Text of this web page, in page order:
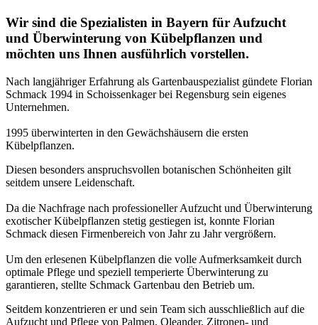
Wir sind die Spezialisten in Bayern für Aufzucht
und Überwinterung von Kübelpflanzen und
möchten uns Ihnen ausführlich vorstellen.
Nach langjähriger Erfahrung als Gartenbauspezialist gündete Florian
Schmack 1994 in Schoissenkager bei Regensburg sein eigenes
Unternehmen.
1995 überwinterten in den Gewächshäusern die ersten
Kübelpflanzen.
Diesen besonders anspruchsvollen botanischen Schönheiten gilt
seitdem unsere Leidenschaft.
Da die Nachfrage nach professioneller Aufzucht und Überwinterung
exotischer Kübelpflanzen stetig gestiegen ist, konnte Florian
Schmack diesen Firmenbereich von Jahr zu Jahr vergrößern.
Um den erlesenen Kübelpflanzen die volle Aufmerksamkeit durch
optimale Pflege und speziell temperierte Überwinterung zu
garantieren, stellte Schmack Gartenbau den Betrieb um.
Seitdem konzentrieren er und sein Team sich ausschließlich auf die
Aufzucht und Pflege von Palmen, Oleander, Zitronen- und